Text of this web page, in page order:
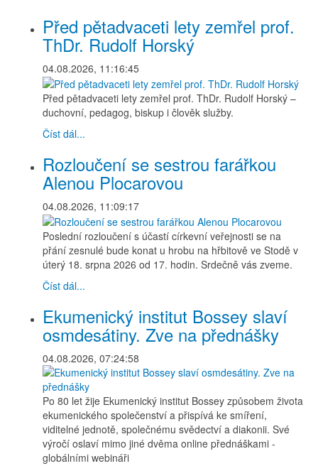
Před pětadvaceti lety zemřel prof.
ThDr. Rudolf Horský
04.08.2026, 11:16:45
Před pětadvaceti lety zemřel prof. ThDr. Rudolf Horský –
duchovní, pedagog, biskup i člověk služby.
Číst dál...
Rozloučení se sestrou farářkou
Alenou Plocarovou
04.08.2026, 11:09:17
Poslední rozloučení s účastí církevní veřejnosti se na
přání zesnulé bude konat u hrobu na hřbitově ve Stodě v
úterý 18. srpna 2026 od 17. hodin. Srdečně vás zveme.
Číst dál...
Ekumenický institut Bossey slaví
osmdesátiny. Zve na přednášky
04.08.2026, 07:24:58
Po 80 let žije Ekumenický institut Bossey způsobem života
ekumenického společenství a přispívá ke smíření,
viditelné jednotě, společnému svědectví a diakonii. Své
výročí oslaví mimo jiné dvěma online přednáškami -
globálními webináři